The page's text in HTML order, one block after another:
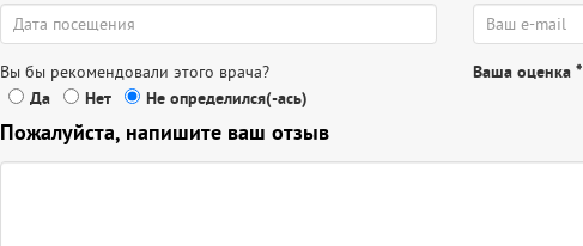
Вы бы рекомендовали этого врача?
Да
Нет Не определился(-ась)
Ваша оценка*
Пожалуйста, напишите ваш отзыв